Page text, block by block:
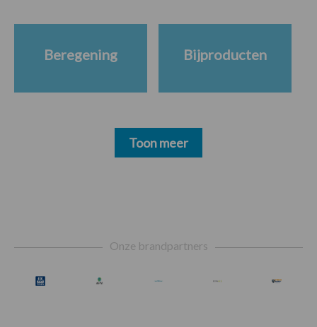
Beregening Bijproducten
Toon meer
Onze brandpartners